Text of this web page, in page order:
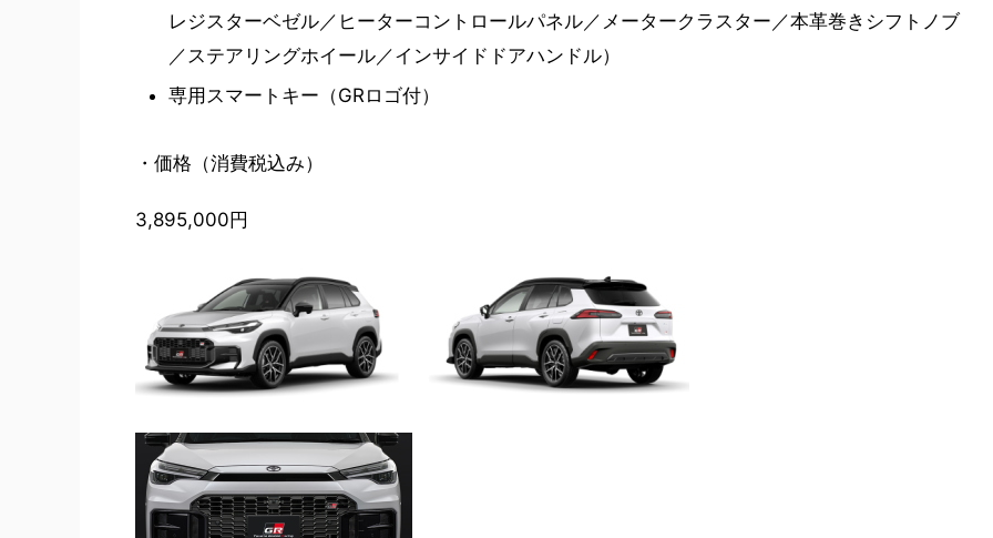
レジスターベゼル／ヒーターコントロールパネル／メータークラスター／本革巻きシフトノブ
／ステアリングホイール／インサイドドアハンドル）
専用スマートキー（GRロゴ付）
・価格（消費税込み）
3,895,000円